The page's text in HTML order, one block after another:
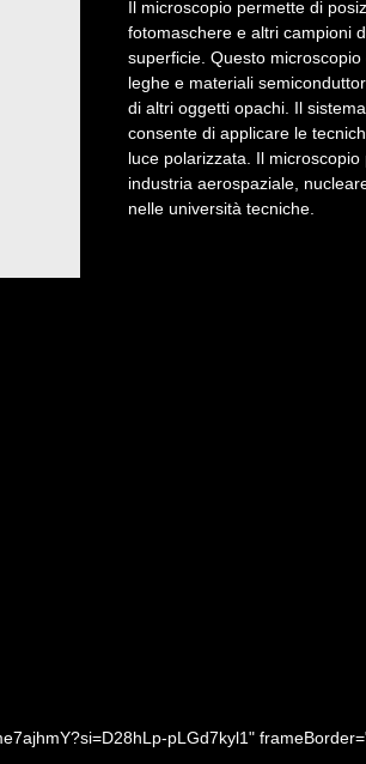
Il microscopio permette di
fotomaschere e altri campioni
superficie. Questo
leghe e materiali
di altri oggetti opachi. Il
consente di applicare le
luce polarizzata. Il
industria aerospaziale,
nelle università tecniche.
pLGd7kyl1"